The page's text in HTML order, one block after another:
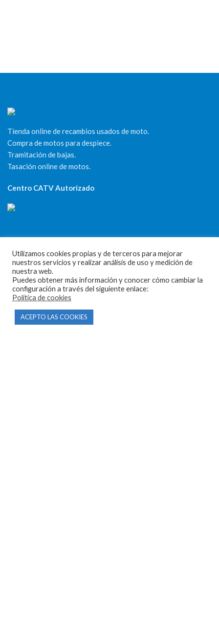
Tienda online de recambios usados de moto.
Compra de motos para despiece.
Tramitación de bajas.
Tasación online de motos.
Centro CATV Autorizado
CONTACTO
Parque Empresarial Las Condas , Nave 1
603 57 44 50
Utilizamos cookies propias y de terceros para mejorar
nuestros servicios y realizar análisis de uso y medición de
nuestra web.
Puedes obtener más información y conocer cómo cambiar la
configuración a través del siguiente enlace:
Política de cookies
ACEPTO LAS COOKIES